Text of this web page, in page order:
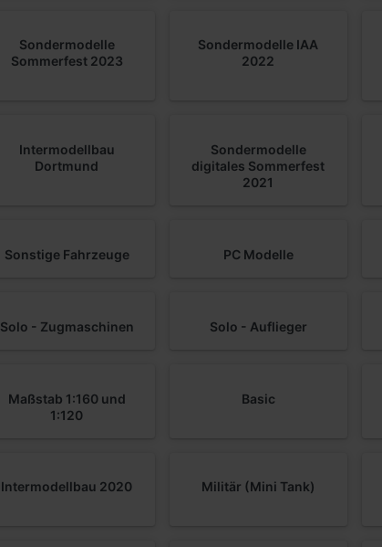
Sondermodelle
Sommerfest 2023
Sondermodelle IAA
2022
Intermodellbau
Dortmund
Sondermodelle
digitales Sommerfest
2021
Sonstige Fahrzeuge PC Modelle
Solo - Zugmaschinen Solo - Auflieger
Maßstab 1:160 und
1:120
Basic
Intermodellbau 2020 Militär (Mini Tank)